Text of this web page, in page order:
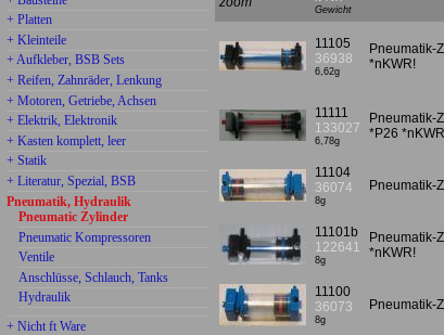
+ Platten
+ Kleinteile
+ Aufkleber, BSB Sets
+ Reifen, Zahnräder, Lenkung
+ Motoren, Getriebe, Achsen
+ Elektrik, Elektronik
+ Kasten komplett, leer
+ Statik
+ Literatur, Spezial, BSB
Pneumatik, Hydraulik
Pneumatic Zylinder
Pneumatic Kompressoren
Ventile
Anschlüsse, Schlauch, Tanks
Hydraulik
+ Nicht ft Ware
Gewicht
11105
36938
6,62g
Pneumatik-
*nKWR!
11111
133027
6,78g
Pneumatik-
*P26
11104
36074
8g
Pneumatik-
11101b
122641
8g
Pneumatik-
*nKWR!
11100
36073
8g
Pneumatik-